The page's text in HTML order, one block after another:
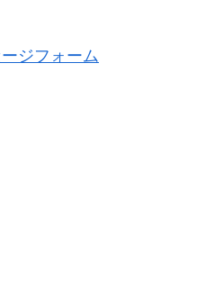
ジフォーム